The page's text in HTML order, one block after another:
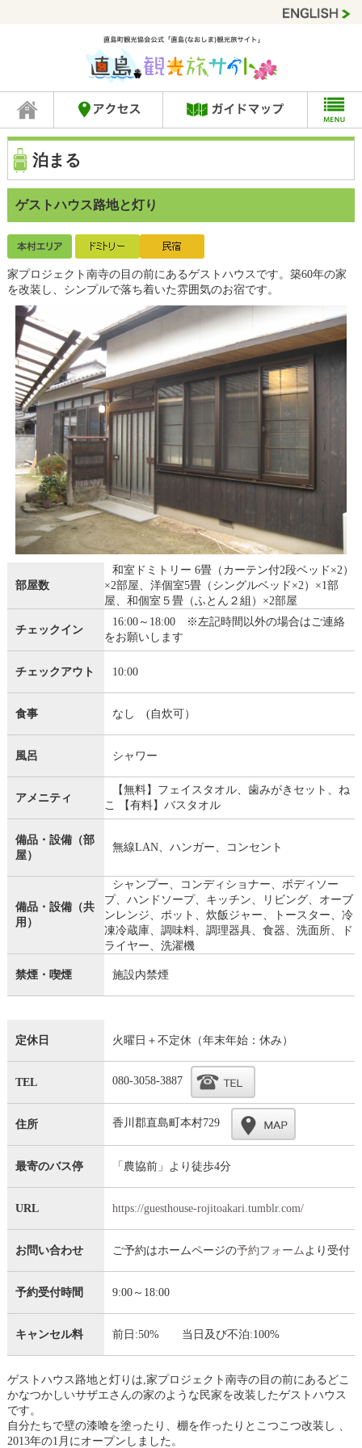
泊まる
ゲストハウス路地と灯り
家プロジェクト南寺の目の前にあるゲストハウスです。築60年の家
を改装し、シンプルで落ち着いた雰囲気のお宿です。
部屋数
和室ドミトリー 6畳（カーテン付2段ベッド×2）
×2部屋、洋個室5畳（シングルベッド×2）×1部
屋、和個室５畳（ふとん２組）×2部屋
チェックイン
16:00～18:00 ※左記時間以外の場合はご連絡
をお願いします
チェックアウト 10:00
食事 なし (自炊可）
風呂 シャワー
アメニティ
【無料】フェイスタオル、歯みがきセット、ね
こ 【有料】バスタオル
備品・設備（部
屋）
無線LAN、ハンガー、コンセント
備品・設備（共
用）
シャンプー、コンディショナー、ボディソー
プ、ハンドソープ、キッチン、リビング、オーブ
ンレンジ、ポット、炊飯ジャー、トースター、冷
凍冷蔵庫、調味料、調理器具、食器、洗面所、ド
ライヤー、洗濯機
禁煙・喫煙 施設内禁煙
定休日 火曜日＋不定休（年末年始：休み）
TEL 080-3058-3887
住所 香川郡直島町本村729
最寄のバス停 「農協前」より徒歩4分
URL https://guesthouse-rojitoakari.tumblr.com/
お問い合わせ ご予約はホームページの予約フォーム より受付
予約受付時間 9:00～18:00
キャンセル料 前日:50% 当日及び不泊:100%
ゲストハウス路地と灯りは,家プロジェクト南寺の目の前にあるどこ
かなつかしいサザエさんの家のような民家を改装したゲストハウス
です。
自分たちで壁の漆喰を塗ったり、棚を作ったりとこつこつ改装し 、
2013年の1月にオープンしました。